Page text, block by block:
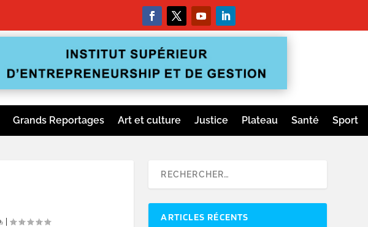
Grands Reportages Art et culture Justice Plateau Santé Sport
| ARTICLES RÉCENTS